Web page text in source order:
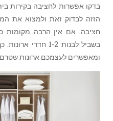
בדקו אפשרות לחציבה בקירות
הזזה לבדוק זאת ולמצוא את
חציבה. אם אין הרבה מקומות
בשביל לבנות 1-2
ומאפשרים לעצמכם ארונות